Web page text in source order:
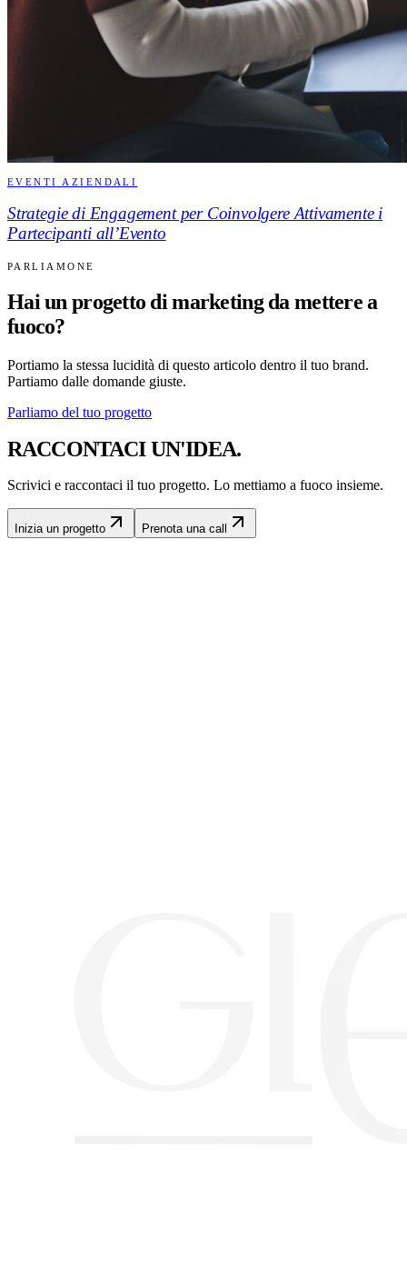
EVENTI AZIENDALI
Strategie di Engagement per Coinvolgere Attivamente i
Partecipanti all’Evento
PARLIAMONE
Hai un progetto di marketing da mettere a
fuoco?
Portiamo la stessa lucidità di questo articolo dentro il tuo brand.
Partiamo dalle domande giuste.
Parliamo del tuo progetto
RACCONTACI UN'IDEA.
Scrivici e raccontaci il tuo progetto. Lo mettiamo a fuoco insieme.
Inizia un progetto Prenota una call